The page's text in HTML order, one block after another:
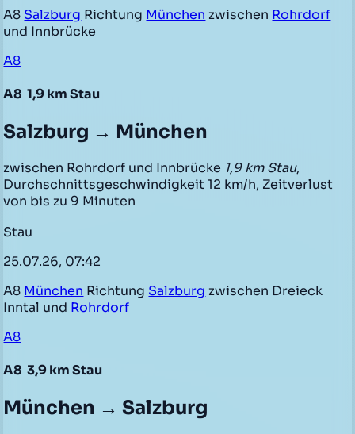
A8 Salzburg Richtung München zwischen Rohrdorf
und Innbrücke
A8
A8 1,9 km Stau
Salzburg → München
zwischen Rohrdorf und Innbrücke 1,9 km Stau,
Durchschnittsgeschwindigkeit 12 km/h, Zeitverlust
von bis zu 9 Minuten
Stau
25.07.26, 07:42
A8 München Richtung Salzburg zwischen Dreieck
Inntal und Rohrdorf
A8
A8 3,9 km Stau
München → Salzburg